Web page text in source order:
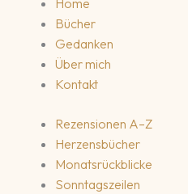
Home
Bücher
Gedanken
Über mich
Kontakt
Rezensionen A–Z
Herzensbücher
Monatsrückblicke
Sonntagszeilen